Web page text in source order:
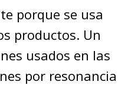
porque se usa
productos. Un
usados en las
por resonancia